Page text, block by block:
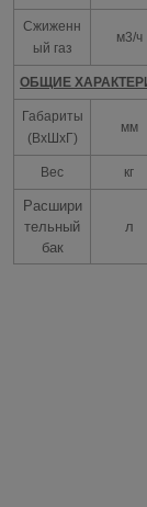
Сжиженн
ый газ
м3/ч
ОБЩИЕ
Габариты
(ВxШxГ)
мм
Вес кг
Расшири
тельный
бак
л